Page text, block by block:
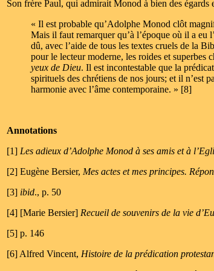
Son frère Paul, qui admirait Monod à bien des égards
« Il est probable qu’Adolphe Monod clôt
Mais il faut remarquer qu’à l’époque où il a eu
dû, avec l’aide de tous les textes cruels de la
pour le lecteur moderne, les roides et superbes
yeux de Dieu. Il est incontestable que la
spirituels des chrétiens de nos jours; et il n’est
harmonie avec l’âme contemporaine. » [8]
Annotations
[1] Les adieux d’Adolphe Monod à ses amis et à
[2] Eugène Bersier, Mes actes et mes principes.
[3] ibid., p. 50
[4] [Marie Bersier] Recueil de souvenirs de la vie
[5] p. 146
[6] Alfred Vincent, Histoire de la prédication